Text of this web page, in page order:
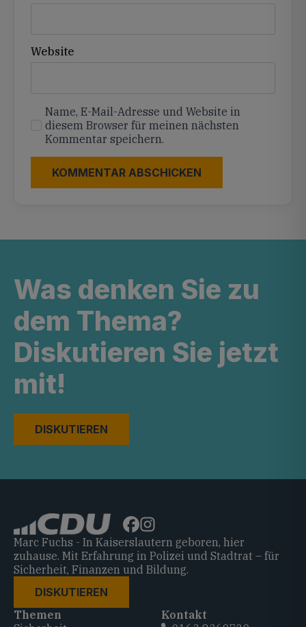
Website
Name, E-Mail-Adresse und Website in
diesem Browser für meinen nächsten
Kommentar speichern.
Was denken Sie zu
dem Thema?
Diskutieren Sie jetzt
mit!
DISKUTIEREN
Marc Fuchs - In Kaiserslautern geboren, hier
zuhause. Mit Erfahrung in Polizei und Stadtrat – für
Sicherheit, Finanzen und Bildung.
DISKUTIEREN
Themen
Kontakt